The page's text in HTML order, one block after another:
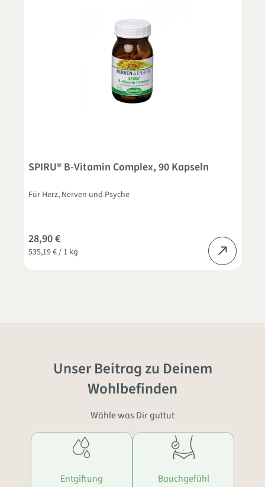
SPIRU® B-Vitamin Complex, 90 Kapseln
Für Herz, Nerven und Psyche
535,19 € / 1 kg
28,90 €
Unser Beitrag zu Deinem
Wohlbefinden
Wähle was Dir guttut
Entgiftung Bauchgefühl